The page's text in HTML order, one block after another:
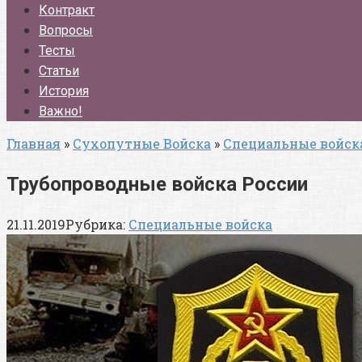
Контракт
Вопросы
Тесты
Статьи
История
Важно!
Главная » Сухопутные Войска » Специальные
Трубопроводные войска России
21.11.2019Рубрика: Специальные войска